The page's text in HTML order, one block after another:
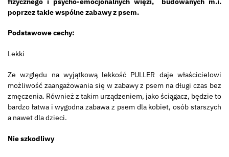
poprzez takie wspólne zabawy z psem.
Podstawowe cechy:
Lekki
Ze względu na wyjątkową lekkość PULLER daje właścicielowi
możliwość zaangażowania się w zabawy z psem na długi czas bez
zmęczenia. Również z takim urządzeniem, jako ściągacz, będzie to
bardzo łatwa i wygodna zabawa z psem dla kobiet, osób starszych
a nawet dla dzieci.
Nie szkodliwy